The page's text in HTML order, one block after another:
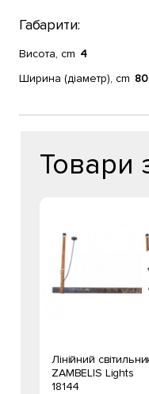
Габарити:
Висота, cm 4
Ширина (діаметр), cm 80
Товари
Лінійний
ZAMBELIS Lights
18144